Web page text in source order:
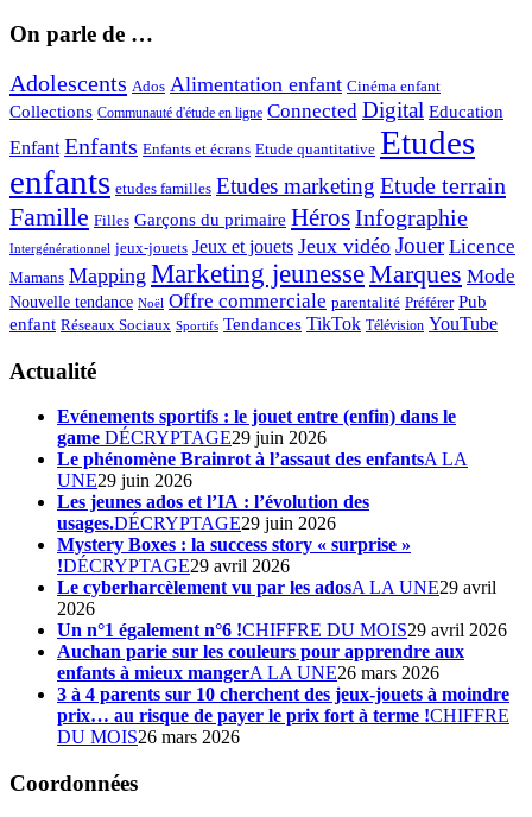
On parle de …
Adolescents Ados Alimentation enfant Cinéma enfant
Collections Communauté d'étude en ligne Connected Digital Education
Enfant Enfants Enfants et écrans Etude quantitative Etudes
enfants etudes familles Etudes marketing Etude terrain
Famille Filles Garçons du primaire HérosInfographie
Intergénérationnel jeux-jouets Jeux et jouets Jeux vidéo Jouer Licence
Mamans Mapping Marketing jeunesseMarques Mode
Nouvelle tendance Noël Offre commerciale parentalité Préférer Pub
enfant Réseaux Sociaux Sportifs Tendances TikTok Télévision YouTube
Actualité
Evénements sportifs : le jouet entre (enfin) dans le
game DÉCRYPTAGE29 juin 2026
Le phénomène Brainrot à l’assaut des enfantsA LA
UNE29 juin 2026
Les jeunes ados et l’IA : l’évolution des
usages.DÉCRYPTAGE29 juin 2026
Mystery Boxes : la success story « surprise »
!DÉCRYPTAGE29 avril 2026
Le cyberharcèlement vu par les adosA LA UNE29 avril
2026
Un n°1 également n°6 !CHIFFRE DU MOIS29 avril 2026
Auchan parie sur les couleurs pour apprendre aux
enfants à mieux mangerA LA UNE26 mars 2026
3 à 4 parents sur 10 cherchent des jeux-jouets à moindre
prix… au risque de payer le prix fort à terme !CHIFFRE
DU MOIS26 mars 2026
Coordonnées